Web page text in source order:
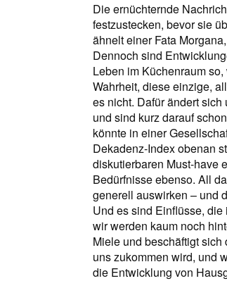
Die ernüchternde
festzustecken, bevor sie
ähnelt einer Fata
Dennoch sind
Leben im Küchenraum
Wahrheit, diese einzige,
es nicht. Dafür ändert
und sind kurz darauf
könnte in einer
Dekadenz-Index obenan
diskutierbaren Must-have
Bedürfnisse ebenso. All
generell auswirken – und
Und es sind Einflüsse,
wir werden kaum noch
Miele und beschäftigt
uns zukommen wird, und
die Entwicklung von